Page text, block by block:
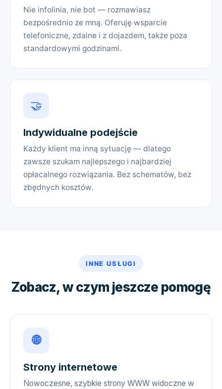
Nie infolinia, nie bot — rozmawiasz
bezpośrednio ze mną. Oferuję wsparcie
telefoniczne, zdalne i z dojazdem, także poza
standardowymi godzinami.
🤝
Indywidualne podejście
Każdy klient ma inną sytuację — dlatego
zawsze szukam najlepszego i najbardziej
opłacalnego rozwiązania. Bez schematów, bez
zbędnych kosztów.
INNE USŁUGI
Zobacz, w czym jeszcze pomogę
🌐
Strony internetowe
Nowoczesne, szybkie strony WWW widoczne w